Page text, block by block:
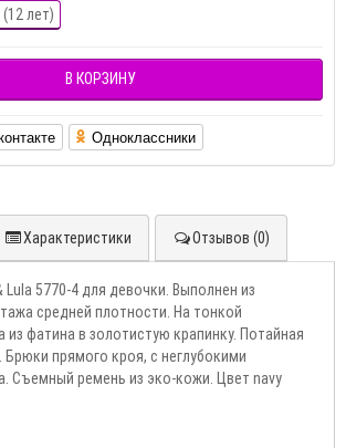
(12 лет)
В КОРЗИНУ
Одноклассники
Характеристики Отзывов (0)
5770-4 для девочки. Выполнен из
средней плотности. На тонкой
из фатина в золотистую крапинку. Потайная
прямого кроя, с неглубокими
Съемный ремень из эко-кожи. Цвет navy